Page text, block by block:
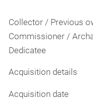
Collector / Previous
Commissioner /
Dedicatee
Acquisition details
Acquisition date